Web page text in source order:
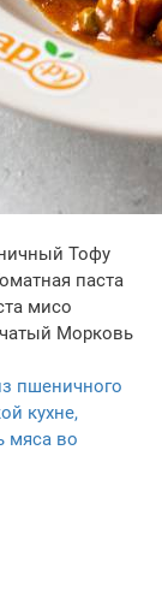
Тофу
паста
мисо
Морковь
пшеничного
кухне,
мяса во